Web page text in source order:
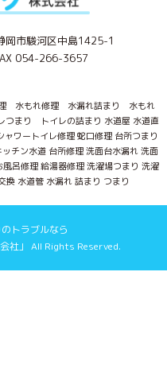
市駿河区中島1425-1
054-266-3657
水もれ修理 水漏れ詰まり 水もれ
まり トイレの詰まり 水道屋 水道直
ワートイレ修理 蛇口修理 台所つまり
チン水道 台所修理 洗面台水漏れ 洗面
呂修理 給湯器修理 洗濯場つまり 洗濯
換 水道管 水漏れ 詰まり つまり
トラブルなら
社」 All Rights Reserved.